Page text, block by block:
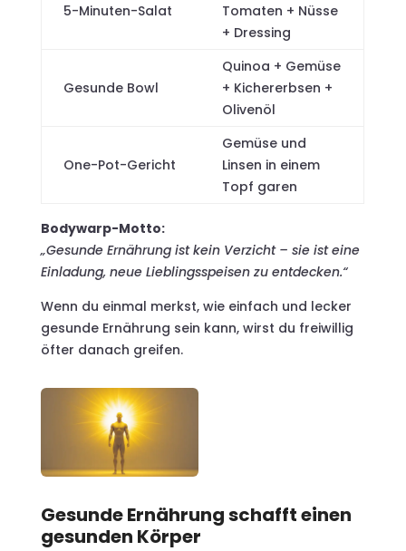
5-Minuten-Salat
Tomaten + Nüsse
+ Dressing
Gesunde Bowl
Quinoa + Gemüse
+ Kichererbsen +
Olivenöl
One-Pot-Gericht
Gemüse und
Linsen in einem
Topf garen
Bodywarp-Motto:
„Gesunde Ernährung ist kein Verzicht – sie ist eine
Einladung, neue Lieblingsspeisen zu entdecken.“
Wenn du einmal merkst, wie einfach und lecker
gesunde Ernährung sein kann, wirst du freiwillig
öfter danach greifen.
Gesunde Ernährung schafft einen
gesunden Körper